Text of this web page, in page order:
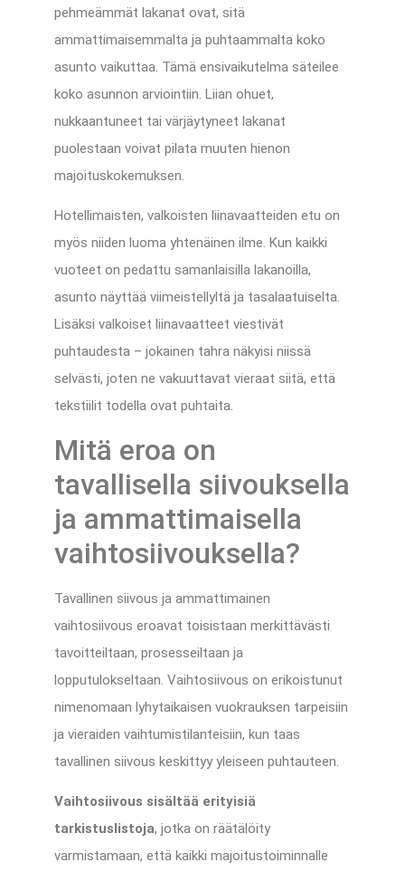
pehmeämmät lakanat ovat, sitä
ammattimaisemmalta ja puhtaammalta koko
asunto vaikuttaa. Tämä ensivaikutelma säteilee
koko asunnon arviointiin. Liian ohuet,
nukkaantuneet tai värjäytyneet lakanat
puolestaan voivat pilata muuten hienon
majoituskokemuksen.
Hotellimaisten, valkoisten liinavaatteiden etu on
myös niiden luoma yhtenäinen ilme. Kun kaikki
vuoteet on pedattu samanlaisilla lakanoilla,
asunto näyttää viimeistellyltä ja tasalaatuiselta.
Lisäksi valkoiset liinavaatteet viestivät
puhtaudesta – jokainen tahra näkyisi niissä
selvästi, joten ne vakuuttavat vieraat siitä, että
tekstiilit todella ovat puhtaita.
Mitä eroa on
tavallisella siivouksella
ja ammattimaisella
vaihtosiivouksella?
Tavallinen siivous ja ammattimainen
vaihtosiivous eroavat toisistaan merkittävästi
tavoitteiltaan, prosesseiltaan ja
lopputulokseltaan. Vaihtosiivous on erikoistunut
nimenomaan lyhytaikaisen vuokrauksen tarpeisiin
ja vieraiden vaihtumistilanteisiin, kun taas
tavallinen siivous keskittyy yleiseen puhtauteen.
Vaihtosiivous sisältää erityisiä
tarkistuslistoja, jotka on räätälöity
varmistamaan, että kaikki majoitustoiminnalle